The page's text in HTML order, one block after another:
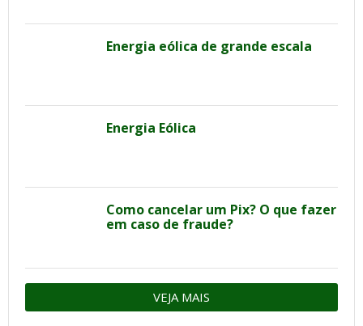
Energia eólica de grande escala
Energia Eólica
Como cancelar um Pix? O que fazer
em caso de fraude?
VEJA MAIS